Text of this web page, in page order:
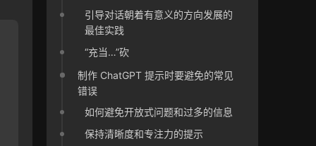
引导对话朝着有意义的方向发展的
最佳实践
“充当…”砍
制作 ChatGPT 提示时要避免的常见
错误
如何避免开放式问题和过多的信息
保持清晰度和专注力的提示